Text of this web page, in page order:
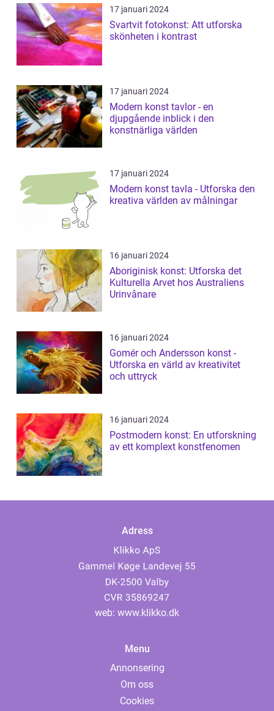
17 januari 2024
Svartvit fotokonst: Att utforska
skönheten i kontrast
17 januari 2024
Modern konst tavlor - en
djupgående inblick i den
konstnärliga världen
17 januari 2024
Modern konst tavla - Utforska den
kreativa världen av målningar
16 januari 2024
Aboriginisk konst: Utforska det
Kulturella Arvet hos Australiens
Urinvånare
16 januari 2024
Gomér och Andersson konst -
Utforska en värld av kreativitet
och uttryck
16 januari 2024
Postmodern konst: En utforskning
av ett komplext konstfenomen
Adress
web: www.klikko.dk
Menu
Annonsering
Om oss
Cookies